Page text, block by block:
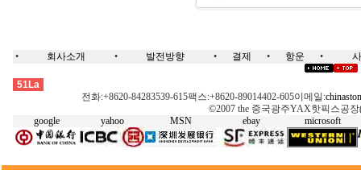
• 회사소개 • 발전방향 • 결제 • 항운 •
51La
전화:+8620-84283539-615팩스:+8620-89014402-605이메일:
©2007 the 중국광주YAX핫픽스공
google
yahoo MSN ebay microsoft